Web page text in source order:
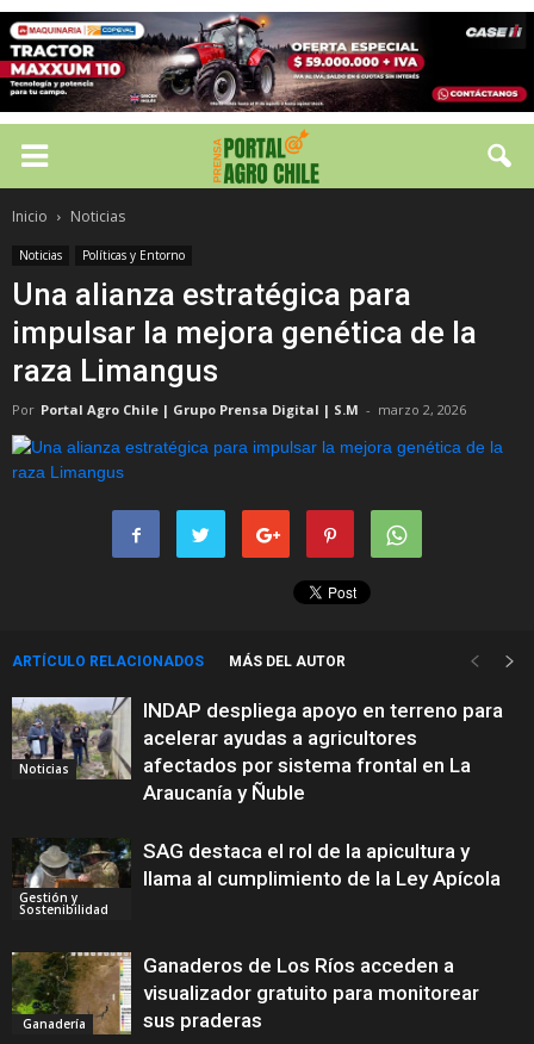
Inicio Noticias
Noticias Políticas y Entorno
Una alianza estratégica para
impulsar la mejora genética de la
raza Limangus
Por Portal Agro Chile | Grupo Prensa Digital | S.M - marzo 2, 2026
ARTÍCULO RELACIONADOS MÁS DEL AUTOR
Noticias
INDAP despliega apoyo en terreno para
acelerar ayudas a agricultores
afectados por sistema frontal en La
Araucanía y Ñuble
Gestión y
Sostenibilidad
SAG destaca el rol de la apicultura y
llama al cumplimiento de la Ley Apícola
Ganadería
Ganaderos de Los Ríos acceden a
visualizador gratuito para monitorear
sus praderas